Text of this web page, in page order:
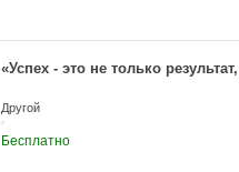
«Успех - это не только
Другой
Бесплатно